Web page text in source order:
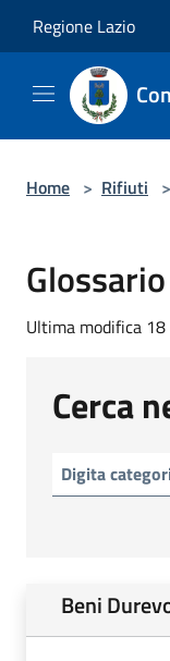
Regione Lazio
Home > Rifiuti >
Ultima modifica
Cerca
Beni